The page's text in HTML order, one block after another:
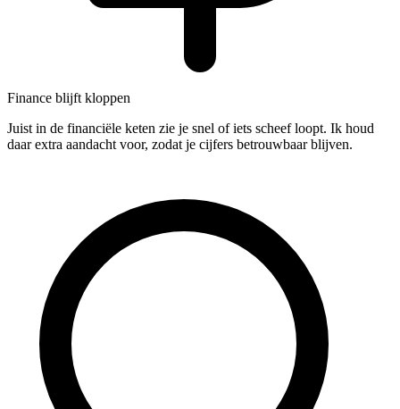
Finance blijft kloppen
Juist in de financiële keten zie je snel of iets scheef loopt. Ik houd
daar extra aandacht voor, zodat je cijfers betrouwbaar blijven.